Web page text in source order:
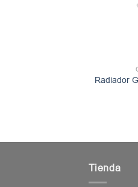
Radiador
Tienda